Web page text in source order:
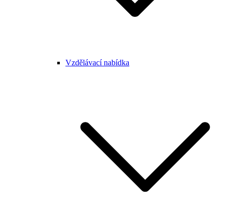
Vzdělávací nabídka